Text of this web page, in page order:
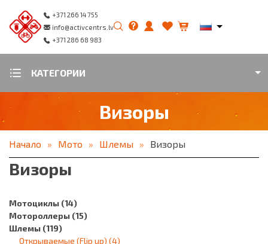
+371 266 14 755
info@activcentrs.lv
+371 286 68 983
КАТЕГОРИИ
Визоры
Начало Мото Шлемы Визоры
Визоры
Мотоциклы (14)
Мотороллеры (15)
Шлемы (119)
Открываемые (Flip up) (4)